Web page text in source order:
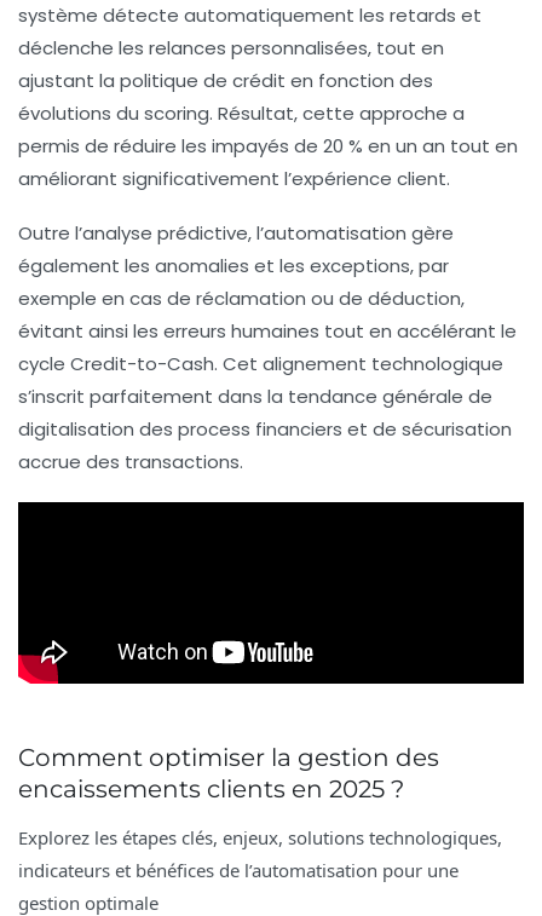
système détecte automatiquement les retards et
déclenche les relances personnalisées, tout en
ajustant la politique de crédit en fonction des
évolutions du scoring. Résultat, cette approche a
permis de réduire les impayés de 20 % en un an tout en
améliorant significativement l’expérience client.
Outre l’analyse prédictive, l’automatisation gère
également les anomalies et les exceptions, par
exemple en cas de réclamation ou de déduction,
évitant ainsi les erreurs humaines tout en accélérant le
cycle Credit-to-Cash. Cet alignement technologique
s’inscrit parfaitement dans la tendance générale de
digitalisation des process financiers et de sécurisation
accrue des transactions.
Comment optimiser la gestion des
encaissements clients en 2025 ?
Explorez les étapes clés, enjeux, solutions technologiques,
indicateurs et bénéfices de l’automatisation pour une
gestion optimale